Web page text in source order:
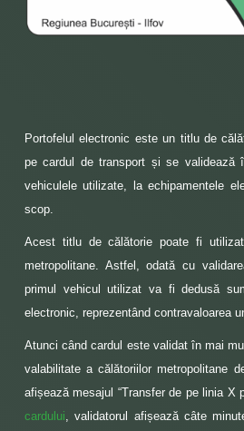
Portofelul electronic este un titlu de
pe cardul de transport și se validează
vehiculele utilizate, la echipamentele
scop.
Acest titlu de călătorie poate fi
metropolitane. Astfel, odată cu
primul vehicul utilizat va fi dedusă
electronic, reprezentând contravaloarea
Atunci când cardul este validat în mai
valabilitate a călătoriilor metropolitane
afișează mesajul “Transfer de pe linia X
cardului, validatorul afișează câte